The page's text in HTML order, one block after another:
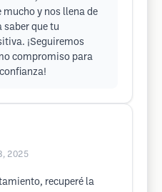
y nos llena de
saber que tu
¡Seguiremos
compromiso para
2025
recuperé la